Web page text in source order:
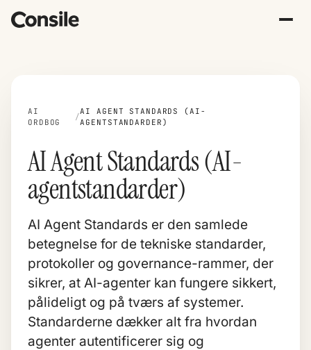
AI
ORDBOG
/
AI AGENT STANDARDS (AI-
AGENTSTANDARDER)
AI Agent Standards (AI-
agentstandarder)
AI Agent Standards er den samlede
betegnelse for de tekniske standarder,
protokoller og governance-rammer, der
sikrer, at AI-agenter kan fungere sikkert,
pålideligt og på tværs af systemer.
Standarderne dækker alt fra hvordan
agenter autentificerer sig og